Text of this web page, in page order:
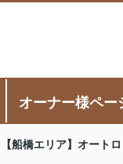
オーナー様ペー
【船橋エリア】オート